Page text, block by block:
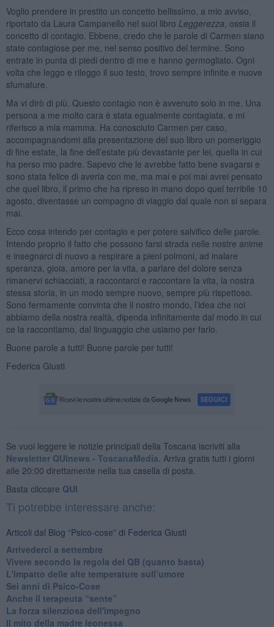
Voglio prendere in prestito un concetto bellissimo, a mio avviso,
riportato da Laura Campanello nel suoi libro Leggerezza , ossia il
concetto di contagio. Ebbene, credo che le parole di Carmen siano
state contagiose per me, nel senso positivo del termine. Sono
entrate in punta di piedi dentro di me e hanno germogliato. Ogni
volta che leggo e rileggo il suo testo, trovo sempre infinite e nuove
sfumature.
Ma vi dirò di più. Questo contagio non è avvenuto solo in me. Una
persona a me molto cara è stata egualmente contagiata, e mi
riferisco a mia mamma. Ha conosciuto Carmen per caso,
accompagnandomi alla presentazione del suo libro un pomeriggio
di fine estate, la fine dell’estate più devastante per lei, quella in cui
ha perso mio padre. Sapevo che le avrebbe fatto bene svagarsi e
sono stata felice di averla con me, ma mai e poi mai avrei pensato
che quel libro, il primo che ha ripreso in mano dopo quel terribile 10
agosto, diventasse un compagno di viaggio dal quale non si separa
mai.
Ecco cosa intendo per contagio e per potere salvifico delle parole.
Intendo proprio il fatto che possono farsi strada nelle nostre anime
e insegnarci di nuovo a respirare a pieni polmoni, ad inalare
speranza, gioia, amore per la vita, a parlare del dolore senza
rimanervi schiacciati, a raccontarci e raccontare la vita, la nostra
stessa storia, in un modo sempre nuovo, sempre più rispettoso.
Sono fermamente convinta che il nostro mondo, l’idea che noi
abbiamo della nostra realtà, dipenda infinitamente dal modo in cui
ce la raccontiamo, dal linguaggio che usiamo per farlo.
Buone parole a tutti! Buone parole per tutti!
Federica Giusti
Se vuoi leggere le notizie principali della Toscana iscriviti alla
Newsletter QUInews - ToscanaMedia. Arriva gratis tutti i giorni
alle 20:00 direttamente nella tua casella di posta.
Basta cliccare QUI
Ti potrebbe interessare anche:
Articoli dal Blog “Psico-cose” di Federica Giusti
​Arrivederci a settembre
​Vivere secondo la regola del QB (quanto basta)
​L'impatto delle alte temperature sull’umore
Sei anni di Psico-Cose
​Anche il terapeuta “sente”
​La forza silenziosa dell'impegno
​Il mito della madre leonessa